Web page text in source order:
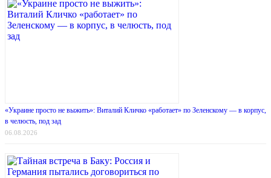
«Украине просто не выжить»: Виталий Кличко «работает» по Зеленскому — в корпус,
в челюсть, под зад
06.08.2026